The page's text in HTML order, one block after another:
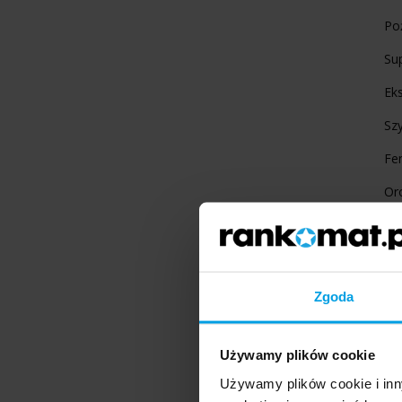
Zgoda
Używamy plików cookie
Używamy plików cookie i
Kuki